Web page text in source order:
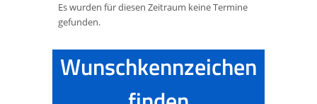
Es wurden für diesen Zeitraum keine Termine
gefunden.